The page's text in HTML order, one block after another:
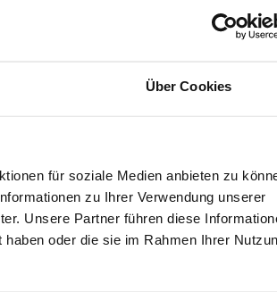
Über Cookies
für soziale Medien anbieten zu
zu Ihrer Verwendung unserer
Unsere Partner führen diese
oder die sie im Rahmen Ihrer
Lieferadresse kann die MwSt. an der Kasse
hinzufügen